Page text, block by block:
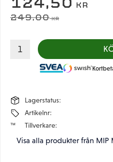
KR
ORDINARIE PRIS:
249,00KR
Lagerstatus
Artikelnr
Tillverkare
Visa alla produkter från MIP